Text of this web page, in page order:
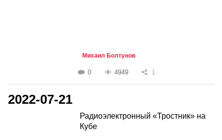
Михаил Болтунов
0 4949 1
2022-07-21
Радиоэлектронный «Тростник» на
Кубе